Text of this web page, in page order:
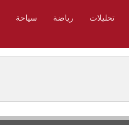
تحليلات رياضة سياحة